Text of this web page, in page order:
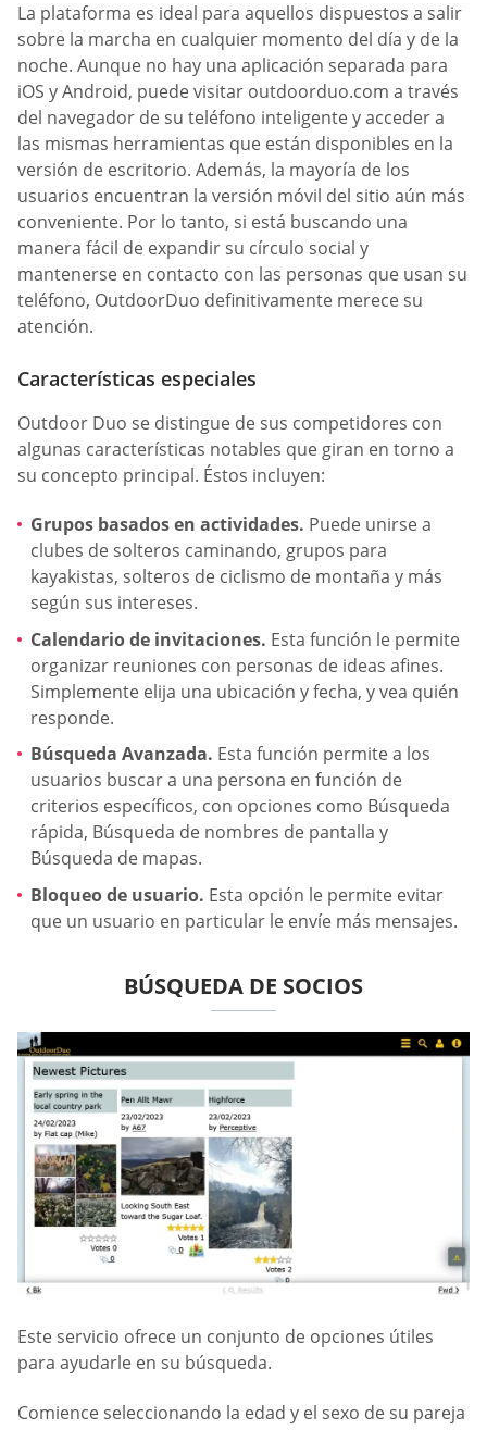
La plataforma es ideal para aquellos dispuestos a salir
sobre la marcha en cualquier momento del día y de la
noche. Aunque no hay una aplicación separada para
iOS y Android, puede visitar outdoorduo.com a través
del navegador de su teléfono inteligente y acceder a
las mismas herramientas que están disponibles en la
versión de escritorio. Además, la mayoría de los
usuarios encuentran la versión móvil del sitio aún más
conveniente. Por lo tanto, si está buscando una
manera fácil de expandir su círculo social y
mantenerse en contacto con las personas que usan su
teléfono, OutdoorDuo definitivamente merece su
atención.
Características especiales
Outdoor Duo se distingue de sus competidores con
algunas características notables que giran en torno a
su concepto principal. Éstos incluyen:
Grupos basados en actividades. Puede unirse a
clubes de solteros caminando, grupos para
kayakistas, solteros de ciclismo de montaña y más
según sus intereses.
Calendario de invitaciones. Esta función le permite
organizar reuniones con personas de ideas afines.
Simplemente elija una ubicación y fecha, y vea quién
responde.
Búsqueda Avanzada. Esta función permite a los
usuarios buscar a una persona en función de
criterios específicos, con opciones como Búsqueda
rápida, Búsqueda de nombres de pantalla y
Búsqueda de mapas.
Bloqueo de usuario. Esta opción le permite evitar
que un usuario en particular le envíe más mensajes.
BÚSQUEDA DE SOCIOS
Este servicio ofrece un conjunto de opciones útiles
para ayudarle en su búsqueda.
Comience seleccionando la edad y el sexo de su pareja